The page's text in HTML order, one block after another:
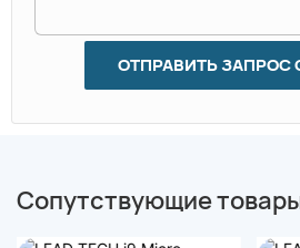
ОТПРАВИТЬ ЗАПРОС
Сопутствующие